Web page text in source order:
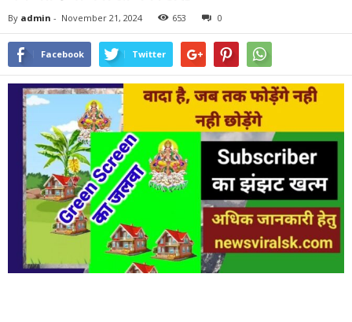
By admin - November 21, 2024 653 0
Facebook Twitter